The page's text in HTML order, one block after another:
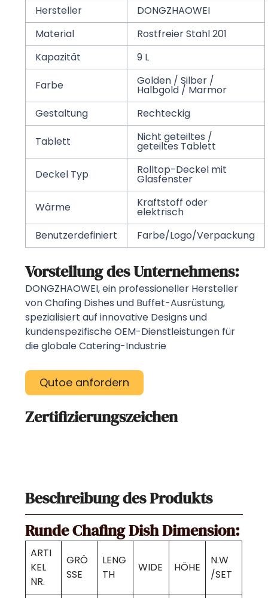
Hersteller
DONGZHAOWEI
Material
Rostfreier Stahl 201
Kapazität
9 L
Farbe Golden / Silber /
Halbgold / Marmor
Gestaltung
Rechteckig
Tablett Nicht geteiltes /
geteiltes Tablett
Deckel Typ Rolltop-Deckel mit
Glasfenster
Wärme Kraftstoff oder
elektrisch
Benutzerdefiniert
Farbe/Logo/Verpackung
Vorstellung des Unternehmens:
DONGZHAOWEI, ein professioneller Hersteller
von Chafing Dishes und Buffet-Ausrüstung,
spezialisiert auf innovative Designs und
kundenspezifische OEM-Dienstleistungen für
die globale Catering-Industrie
Qutoe anfordern
Zertifizierungszeichen
Beschreibung des Produkts
Runde Chafing Dish Dimension:
ARTI
KEL
NR.
GRÖ
SSE
LENG
TH
WIDE HÖHE
N.W
/SET